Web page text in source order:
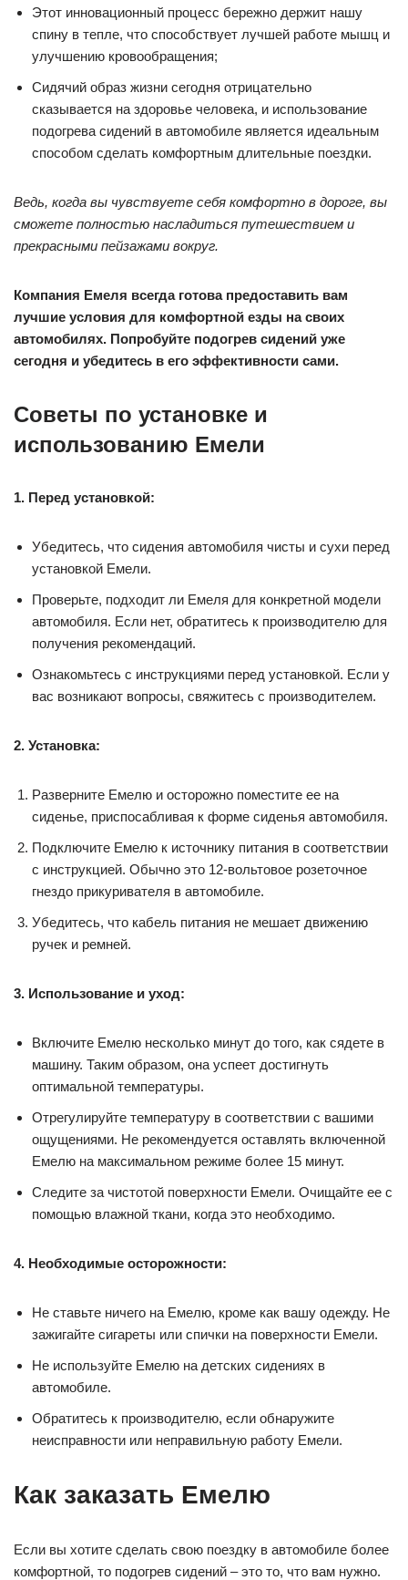
Этот инновационный процесс бережно держит нашу
спину в тепле, что способствует лучшей работе мышц и
улучшению кровообращения;
Сидячий образ жизни сегодня отрицательно
сказывается на здоровье человека, и использование
подогрева сидений в автомобиле является идеальным
способом сделать комфортным длительные поездки.
Ведь, когда вы чувствуете себя комфортно в дороге, вы
сможете полностью насладиться путешествием и
прекрасными пейзажами вокруг.
Компания Емеля всегда готова предоставить вам
лучшие условия для комфортной езды на своих
автомобилях. Попробуйте подогрев сидений уже
сегодня и убедитесь в его эффективности сами.
Советы по установке и
использованию Емели
1. Перед установкой:
Убедитесь, что сидения автомобиля чисты и сухи перед
установкой Емели.
Проверьте, подходит ли Емеля для конкретной модели
автомобиля. Если нет, обратитесь к производителю для
получения рекомендаций.
Ознакомьтесь с инструкциями перед установкой. Если у
вас возникают вопросы, свяжитесь с производителем.
2. Установка:
Разверните Емелю и осторожно поместите ее на
сиденье, приспосабливая к форме сиденья автомобиля.
Подключите Емелю к источнику питания в соответствии
с инструкцией. Обычно это 12-вольтовое розеточное
гнездо прикуривателя в автомобиле.
Убедитесь, что кабель питания не мешает движению
ручек и ремней.
3. Использование и уход:
Включите Емелю несколько минут до того, как сядете в
машину. Таким образом, она успеет достигнуть
оптимальной температуры.
Отрегулируйте температуру в соответствии с вашими
ощущениями. Не рекомендуется оставлять включенной
Емелю на максимальном режиме более 15 минут.
Следите за чистотой поверхности Емели. Очищайте ее с
помощью влажной ткани, когда это необходимо.
4. Необходимые осторожности:
Не ставьте ничего на Емелю, кроме как вашу одежду. Не
зажигайте сигареты или спички на поверхности Емели.
Не используйте Емелю на детских сидениях в
автомобиле.
Обратитесь к производителю, если обнаружите
неисправности или неправильную работу Емели.
Как заказать Емелю
Если вы хотите сделать свою поездку в автомобиле более
комфортной, то подогрев сидений – это то, что вам нужно.